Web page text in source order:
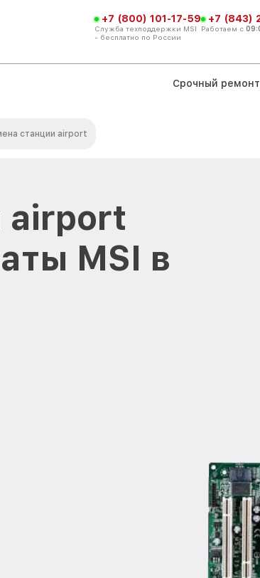
+7 (800) 101-17-59
Служба техподдержки MSI
- бесплатно по России
+7 (843)
Работаем с
Срочный ремонт
станции airport
airport
MSI в